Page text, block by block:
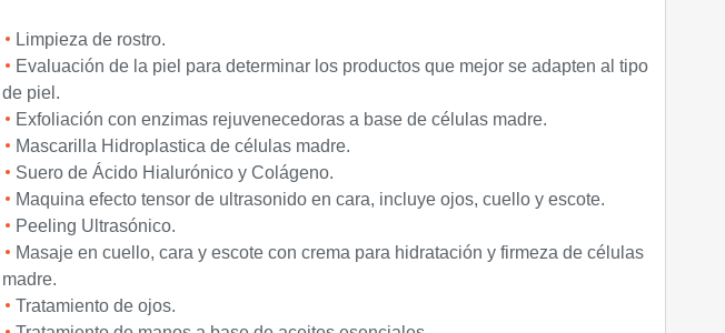
Limpieza de rostro.
Evaluación de la piel para determinar los productos que mejor se adapten al tipo
de piel.
Exfoliación con enzimas rejuvenecedoras a base de células madre.
Mascarilla Hidroplastica de células madre.
Suero de Ácido Hialurónico y Colágeno.
Maquina efecto tensor de ultrasonido en cara, incluye ojos, cuello y escote.
Peeling Ultrasónico.
Masaje en cuello, cara y escote con crema para hidratación y firmeza de células
madre.
Tratamiento de ojos.